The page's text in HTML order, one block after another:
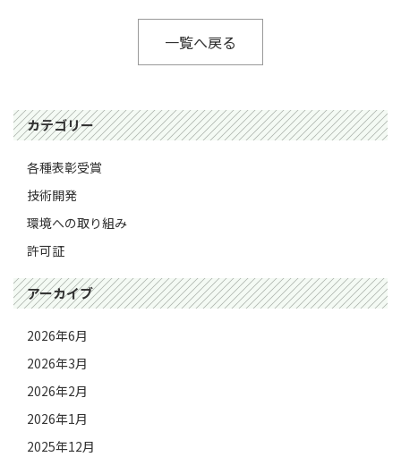
一覧へ戻る
カテゴリー
各種表彰受賞
技術開発
環境への取り組み
許可証
アーカイブ
2026年6月
2026年3月
2026年2月
2026年1月
2025年12月